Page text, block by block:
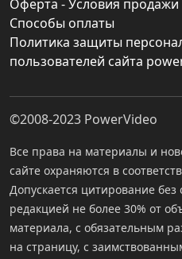
Оферта - Условия продажи
Способы оплаты
Политика защиты
пользователей сайта
©2008-2023 PowerVideo
Все права на материалы и
сайте охраняются в
Допускается цитирование без
редакцией не более 30% от
материала, с обязательным
на страницу, с